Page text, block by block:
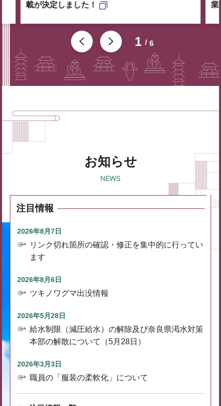
1 6
載が決定しました！
業
お知らせ
注目情報
2026年8月7日
リンク切れ箇所の確認・修正を集中的に行ってい
ます
2026年8月6日
ツキノワグマ出没情報
2026年5月28日
給水制限（減圧給水）の解除及び奈良県渇水対策
本部の解散について（5月28日）
2026年3月3日
職員の「服装の柔軟化」について